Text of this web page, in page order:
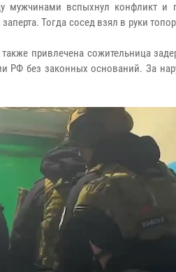
мужчинами вспыхнул конфликт и
Тогда сосед взял в руки
привлечена сожительница
РФ без законных оснований. За